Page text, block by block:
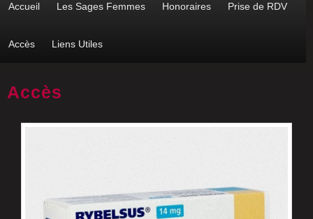
Accueil Les Sages Femmes Honoraires Prise de RDV
Accès Liens Utiles
Accès